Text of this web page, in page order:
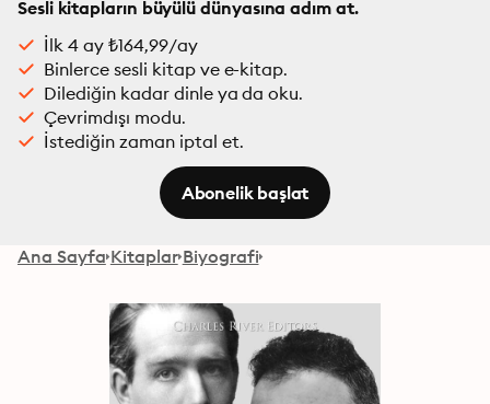
Sesli kitapların büyülü dünyasına adım at.
İlk 4 ay ₺164,99/ay
Binlerce sesli kitap ve e-kitap.
Dilediğin kadar dinle ya da oku.
Çevrimdışı modu.
İstediğin zaman iptal et.
Abonelik başlat
Ana Sayfa Kitaplar Biyografi